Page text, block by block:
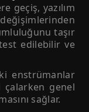
geçiş, yazılım
taşır
edilebilir ve
enstrümanlar
genel
sağlar.